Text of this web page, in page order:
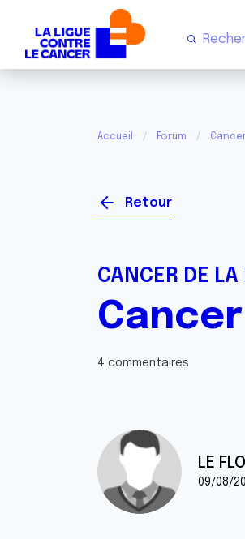
Accueil Forum
Retour
CANCER DE LA
4 commentaires
LE
09/08/